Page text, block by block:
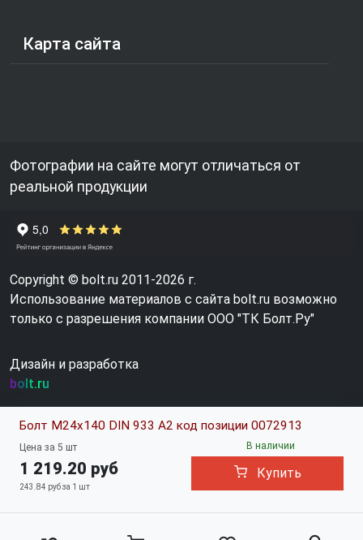
Болт М24х140 DIN 933 A2 код позиции 0072913
Цена за 5 шт
1 219.20 руб
243.84 руб за 1 шт
В наличии
Купить
Карта сайта
Фотографии на сайте могут отличаться от
реальной продукции
Copyright © bolt.ru 2011-2026 г.
Использование материалов с сайта bolt.ru возможно
только с разрешения компании ООО "ТК Болт.Ру"
Дизайн и разработка
bolt.ru